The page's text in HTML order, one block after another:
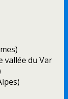
vallée du Var